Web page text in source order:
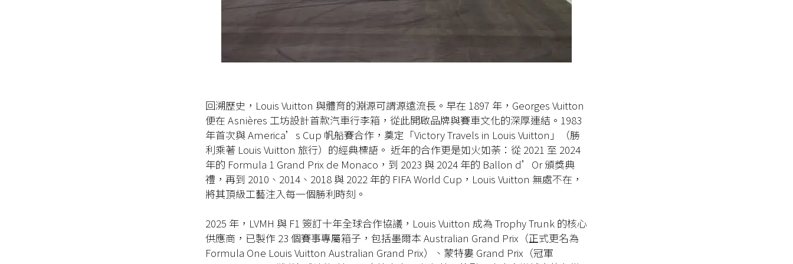
回溯歷史，Louis Vuitton 與體育的淵源可謂源遠流長。早在 1897 年，Georges Vuitton
便在 Asnières 工坊設計首款汽車行李箱，從此開啟品牌與賽車文化的深厚連結。1983
年首次與 America’s Cup 帆船賽合作，奠定「Victory Travels in Louis Vuitton」（勝
利乘著 Louis Vuitton 旅行）的經典標語。 近年的合作更是如火如荼：從 2021 至 2024
年的 Formula 1 Grand Prix de Monaco，到 2023 與 2024 年的 Ballon d’Or 頒獎典
禮，再到 2010、2014、2018 與 2022 年的 FIFA World Cup，Louis Vuitton 無處不在，
將其頂級工藝注入每一個勝利時刻。
2025 年，LVMH 與 F1 簽訂十年全球合作協議，Louis Vuitton 成為 Trophy Trunk 的核心
供應商，已製作 23 個賽事專屬箱子，包括墨爾本 Australian Grand Prix（正式更名為
Formula One Louis Vuitton Australian Grand Prix）、蒙特婁 Grand Prix（冠軍